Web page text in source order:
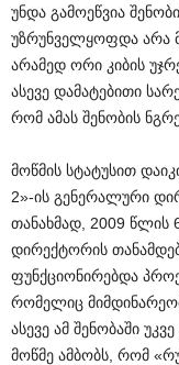
უნდა გამოეწვია
უზრუნველყოფდა არა
არამედ ორი კიბის
ასევე დამატებითი
რომ ამას შენობის
მოწმის სტატუსით
2»-ის გენერალური
თანახმად, 2009 წლის
დირექტორის
ფუნქციონირებდა
რომელიც
ასევე ამ შენობაში
მოწმე ამბობს, რომ